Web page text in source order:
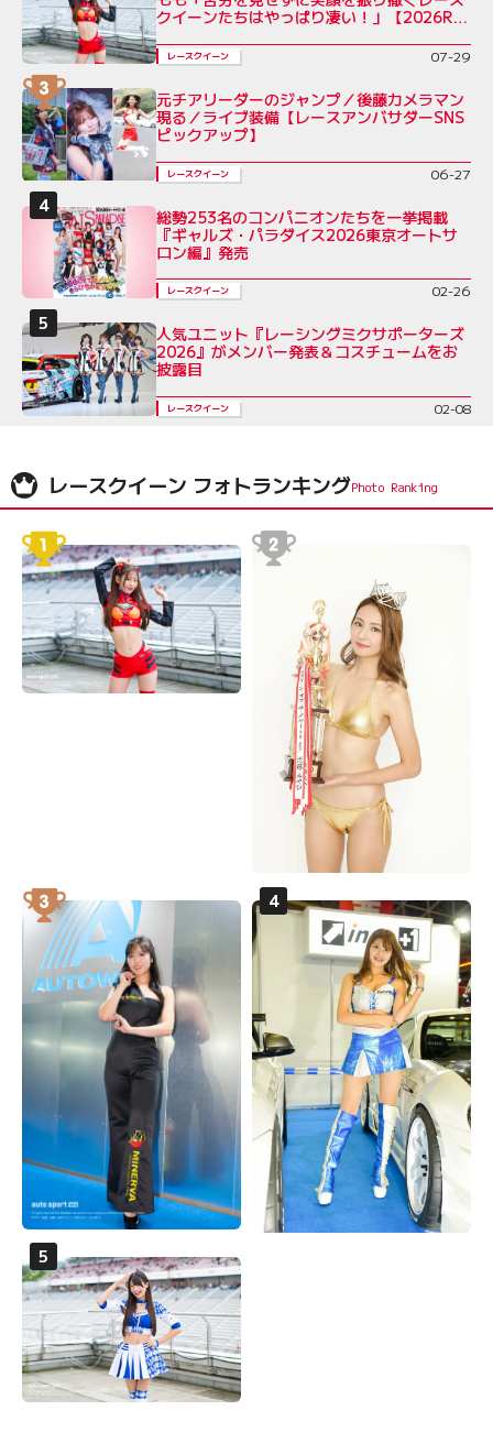
クイーンたちはやっぱり凄い！」【2026RQ
レースクイーン 07-29
元チアリーダーのジャンプ／後藤カメラマン
現る／ライブ装備【レースアンバサダーSNS
ピックアップ】
レースクイーン 06-27
総勢253名のコンパニオンたちを一挙掲載
『ギャルズ・パラダイス2026東京オートサ
ロン編』発売
レースクイーン 02-26
人気ユニット『レーシングミクサポーターズ
2026』がメンバー発表＆コスチュームをお
披露目
レースクイーン 02-08
レースクイーン フォトランキング